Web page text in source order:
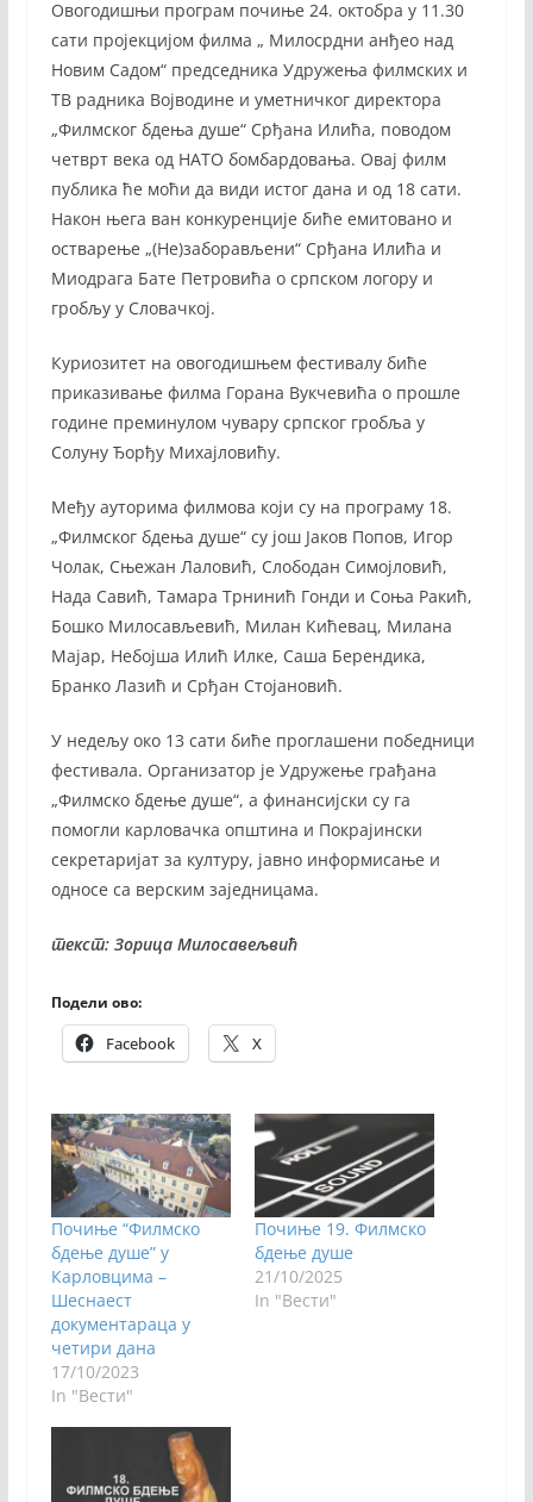
Овогодишњи програм почиње 24. октобра у 11.30
сати пројекцијом филма „ Милосрдни анђео над
Новим Садом“ председника Удружења филмских и
ТВ радника Војводине и уметничког директора
„Филмског бдења душе“ Срђана Илића, поводом
четврт века од НАТО бомбардовања. Овај филм
публика ће моћи да види истог дана и од 18 сати.
Након њега ван конкуренције биће емитовано и
остварење „(Не)заборављени“ Срђана Илића и
Миодрага Бате Петровића о српском логору и
гробљу у Словачкој.
Куриозитет на овогодишњем фестивалу биће
приказивање филма Горана Вукчевића о прошле
године преминулом чувару српског гробља у
Солуну Ђорђу Михајловићу.
Међу ауторима филмова који су на програму 18.
„Филмског бдења душе“ су још Јаков Попов, Игор
Чолак, Сњежан Лаловић, Слободан Симојловић,
Нада Савић, Тамара Трнинић Гонди и Соња Ракић,
Бошко Милосављевић, Милан Кићевац, Милана
Мајар, Небојша Илић Илке, Саша Берендика,
Бранко Лазић и Срђан Стојановић.
У недељу око 13 сати биће проглашени победници
фестивала. Организатор је Удружење грађана
„Филмско бдење душе“, a финансијски су га
помогли карловачка општина и Покрајински
секретаријат за културу, јавно информисање и
односе са верским заједницама.
текст: Зорица Милосавељвић
Подели ово:
Facebook X
Почиње “Филмско
бдење душе” у
Карловцима –
Шеснаест
документараца у
четири дана
17/10/2023
In "Вести"
Почиње 19. Филмско
бдење душе
21/10/2025
In "Вести"